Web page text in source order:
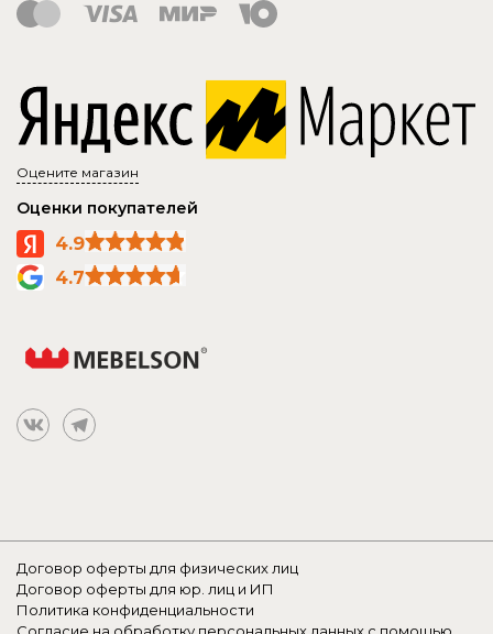
Оцените магазин
Оценки покупателей
4.9
4.7
Договор оферты для физических лиц
Договор оферты для юр. лиц и ИП
Политика конфиденциальности